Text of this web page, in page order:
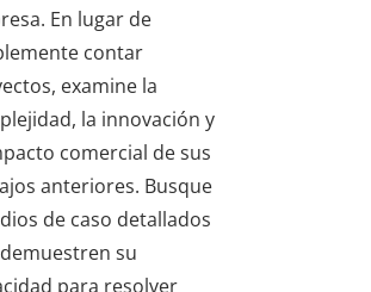
En lugar de
contar
examine la
la innovación y
comercial de sus
anteriores. Busque
de caso detallados
su
para resolver